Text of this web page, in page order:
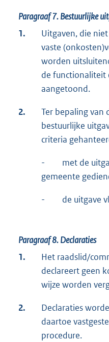
Paragraaf 7.Bestuurlijke
1.
Uitgaven, die
vaste
worden
de functionaliteit
aangetoond.
2.
Ter bepaling van
bestuurlijke
criteria
- met de
gemeente
- de uitgave
Paragraaf 8.Declaraties
1.
Het raadslid/
declareert geen
wijze worden
2.
Declaraties
daartoe
procedure.